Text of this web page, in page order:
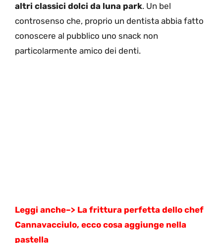
altri classici dolci da luna park. Un bel
controsenso che, proprio un dentista abbia fatto
conoscere al pubblico uno snack non
particolarmente amico dei denti.
Leggi anche–> La frittura perfetta dello chef
Cannavacciulo, ecco cosa aggiunge nella
pastella